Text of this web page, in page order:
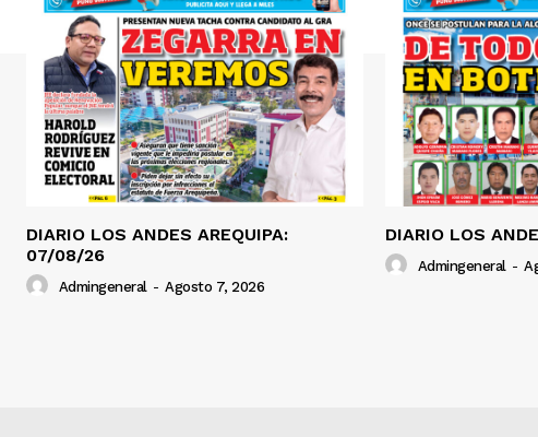
DIARIO LOS ANDES AREQUIPA:
07/08/26
Admingeneral - Agosto 7, 2026
DIARIO LOS
Admingeneral -